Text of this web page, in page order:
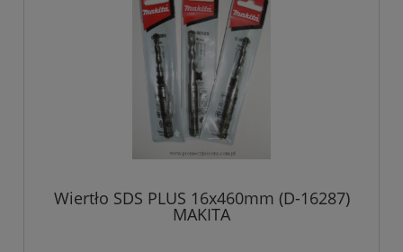
Wiertło SDS PLUS 16x460mm (D-16287)
MAKITA